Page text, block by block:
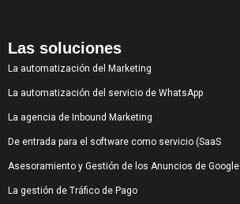
Las soluciones
La automatización del Marketing
La automatización del servicio de WhatsApp
La agencia de Inbound Marketing
De entrada para el software como servicio (SaaS
Asesoramiento y Gestión de los Anuncios de Google
La gestión de Tráfico de Pago